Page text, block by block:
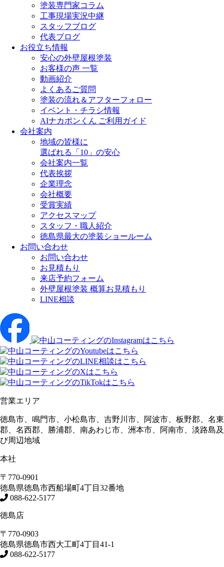
塗装専門家コラム
工事現場実況中継
スタッフブログ
代表ブログ
お役立ち情報
安心の外壁屋根塗装
お客様の声 一覧
動画紹介
よくあるご質問
塗装の流れ＆アフターフォロー
イベント・チラシ情報
AIナカポンくん ご利用ガイド
会社案内
地域の皆様に
選ばれる「10」の安心
会社案内一覧
代表挨拶
企業理念
会社概要
受賞実績
アクセスマップ
スタッフ・職人紹介
徳島県最大の塗装ショールーム
お問い合わせ
お問い合わせ
お見積もり
来店予約フォーム
外壁屋根塗装 概算お見積もり
LINE相談
営業エリア
徳島市、鳴門市、小松島市、吉野川市、阿波市、板野郡、名東
郡、名西郡、勝浦郡、南あわじ市、洲本市、阿南市、淡路島及
び周辺地域
本社
〒770-0901
徳島県徳島市西船場町4丁目32番地
088-622-5177
徳島店
〒770-0903
徳島県徳島市西大工町4丁目41-1
088-622-5177